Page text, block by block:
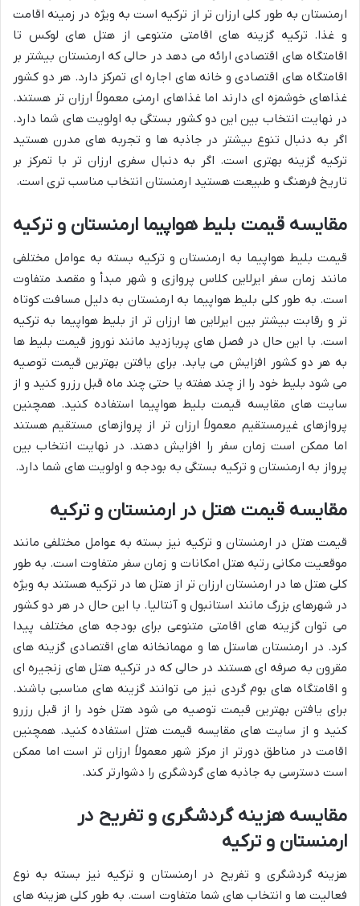
ارمنستان به طور کلی ارزان تر از ترکیه است به ویژه در زمینه اقامت
و غذا. ترکیه گزینه های اقامتی متنوعی از هتل های لوکس تا
اقامتگاه های اقتصادی ارائه می دهد در حالی که ارمنستان بیشتر بر
اقامتگاه های اقتصادی و خانه های اجاره ای تمرکز دارد. هر دو کشور
غذاهای خوشمزه ای دارند اما غذاهای ارمنی معمولاً ارزان تر هستند.
در نهایت انتخاب بین این دو کشور بستگی به اولویت های شما دارد.
اگر به دنبال تنوع بیشتر در جاذبه ها و تجربه های مدرن هستید
ترکیه گزینه بهتری است. اگر به دنبال سفری ارزان تر با تمرکز بر
تاریخ فرهنگ و طبیعت هستید ارمنستان انتخاب مناسب تری است.
مقایسه قیمت بلیط هواپیما ارمنستان و ترکیه
قیمت بلیط هواپیما به ارمنستان و ترکیه بسته به عوامل مختلفی
مانند زمان سفر ایرلاین کلاس پروازی و شهر مبدأ و مقصد متفاوت
است. به طور کلی بلیط هواپیما به ارمنستان به دلیل مسافت کوتاه
تر و رقابت بیشتر بین ایرلاین ها ارزان تر از بلیط هواپیما به ترکیه
است. با این حال در فصل های پربازدید مانند نوروز قیمت بلیط ها
به هر دو کشور افزایش می یابد. برای یافتن بهترین قیمت توصیه
می شود بلیط خود را از چند هفته یا حتی چند ماه قبل رزرو کنید و از
سایت های مقایسه قیمت بلیط هواپیما استفاده کنید. همچنین
پروازهای غیرمستقیم معمولاً ارزان تر از پروازهای مستقیم هستند
اما ممکن است زمان سفر را افزایش دهند. در نهایت انتخاب بین
پرواز به ارمنستان و ترکیه بستگی به بودجه و اولویت های شما دارد.
مقایسه قیمت هتل در ارمنستان و ترکیه
قیمت هتل در ارمنستان و ترکیه نیز بسته به عوامل مختلفی مانند
موقعیت مکانی رتبه هتل امکانات و زمان سفر متفاوت است. به طور
کلی هتل ها در ارمنستان ارزان تر از هتل ها در ترکیه هستند به ویژه
در شهرهای بزرگ مانند استانبول و آنتالیا. با این حال در هر دو کشور
می توان گزینه های اقامتی متنوعی برای بودجه های مختلف پیدا
کرد. در ارمنستان هاستل ها و مهمانخانه های اقتصادی گزینه های
مقرون به صرفه ای هستند در حالی که در ترکیه هتل های زنجیره ای
و اقامتگاه های بوم گردی نیز می توانند گزینه های مناسبی باشند.
برای یافتن بهترین قیمت توصیه می شود هتل خود را از قبل رزرو
کنید و از سایت های مقایسه قیمت هتل استفاده کنید. همچنین
اقامت در مناطق دورتر از مرکز شهر معمولاً ارزان تر است اما ممکن
است دسترسی به جاذبه های گردشگری را دشوارتر کند.
مقایسه هزینه گردشگری و تفریح در
ارمنستان و ترکیه
هزینه گردشگری و تفریح در ارمنستان و ترکیه نیز بسته به نوع
فعالیت ها و انتخاب های شما متفاوت است. به طور کلی هزینه های